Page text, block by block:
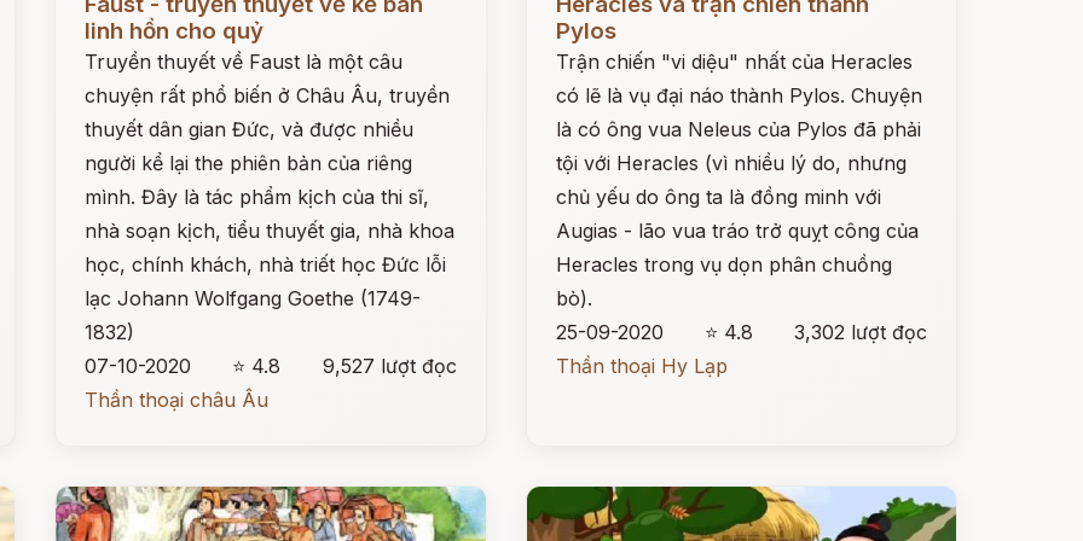
linh hồn cho quỷ
Truyền thuyết về Faust là một câu
chuyện rất phổ biến ở Châu Âu, truyền
thuyết dân gian Đức, và được nhiều
người kể lại the phiên bản của riêng
mình. Đây là tác phẩm kịch của thi sĩ,
nhà soạn kịch, tiểu thuyết gia, nhà khoa
học, chính khách, nhà triết học Đức lỗi
lạc Johann Wolfgang Goethe (1749-
1832)
07-10-2020
⭐ 4.8
9,527 lượt đọc
Thần thoại châu Âu
Pylos
Trận chiến "vi diệu" nhất của Heracles
có lẽ là vụ đại náo thành Pylos. Chuyện
là có ông vua Neleus của Pylos đã phải
tội với Heracles (vì nhiều lý do, nhưng
chủ yếu do ông ta là đồng minh với
Augias - lão vua tráo trở quỵt công của
Heracles trong vụ dọn phân chuồng
bò).
25-09-2020
⭐ 4.8
3,302 lượt đọc
Thần thoại Hy Lạp